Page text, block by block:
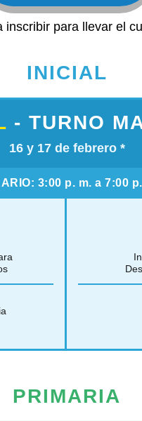
para llevar el
INICIAL
- TURNO
16 y 17 de febrero *
3:00 p. m. a 7:00
PRIMARIA